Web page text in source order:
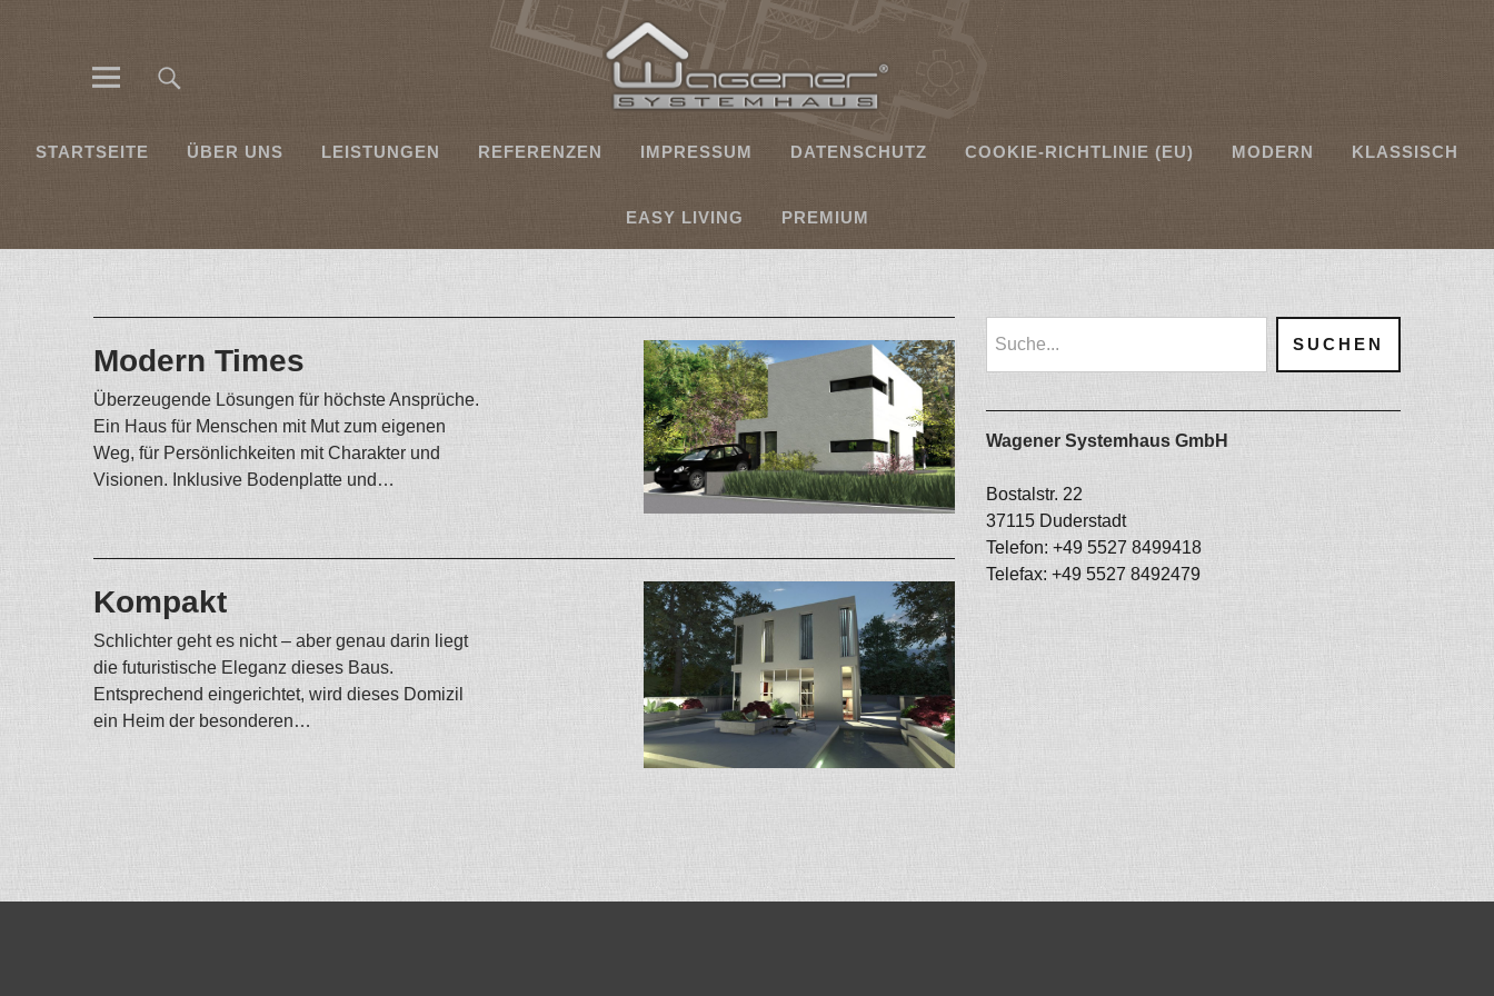
STARTSEITE ÜBER UNS LEISTUNGEN REFERENZEN IMPRESSUM DATENSCHUTZ COOKIE-RICHTLINIE (EU) MODERN KLASSISCH
EASY LIVING PREMIUM
Modern Times
Überzeugende Lösungen für höchste Ansprüche.
Ein Haus für Menschen mit Mut zum eigenen
Weg, für Persönlichkeiten mit Charakter und
Visionen. Inklusive Bodenplatte und…
Kompakt
Schlichter geht es nicht – aber genau darin liegt
die futuristische Eleganz dieses Baus.
Entsprechend eingerichtet, wird dieses Domizil
ein Heim der besonderen…
Wagener Systemhaus GmbH
Bostalstr. 22
37115 Duderstadt
Telefon: +49 5527 8499418
Telefax: +49 5527 8492479